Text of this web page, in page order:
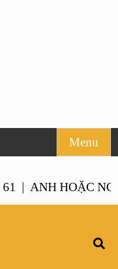
Menu
ANH HOẶC NGƯỜI